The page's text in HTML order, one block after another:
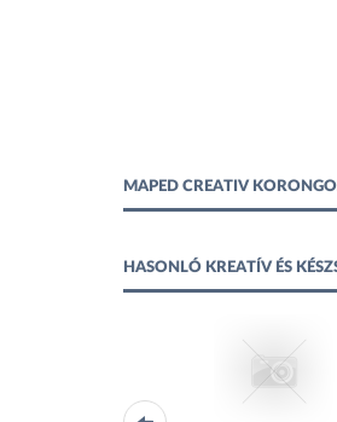
MAPED CREATIV
HASONLÓ KREATÍV ÉS